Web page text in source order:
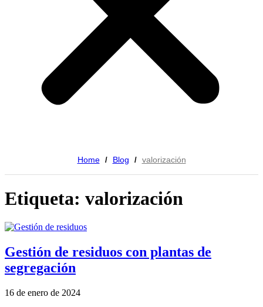
Home / Blog / valorización
Etiqueta: valorización
Gestión de residuos con plantas de
segregación
16 de enero de 2024